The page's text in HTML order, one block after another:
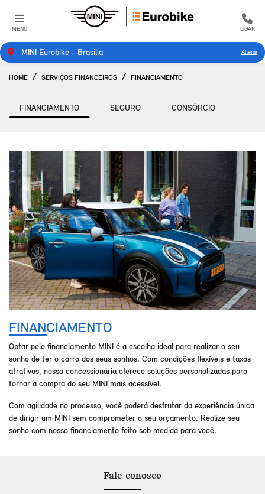
MENU LIGAR
MINI Eurobike - Brasilia Alterar
HOME SERVIÇOS FINANCEIROS FINANCIAMENTO
SEGURO CONSÓRCIO
FINANCIAMENTO
FINANCIAMENTO
Optar pelo financiamento MINI é a escolha ideal para realizar o seu
sonho de ter o carro dos seus sonhos. Com condições flexíveis e taxas
atrativas, nossa concessionária oferece soluções personalizadas para
tornar a compra do seu MINI mais acessível.
Com agilidade no processo, você poderá desfrutar da experiência única
de dirigir um MINI sem comprometer o seu orçamento. Realize seu
sonho com nosso financiamento feito sob medida para você.
Fale conosco